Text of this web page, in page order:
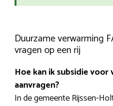
Duurzame verwarming
vragen op een rij
Hoe kan ik subsidie
aanvragen?
In de gemeente Rijssen-